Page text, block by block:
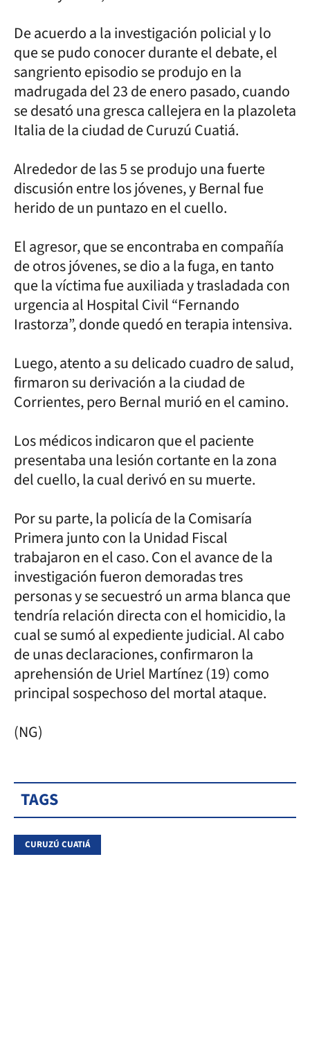
De acuerdo a la investigación policial y lo
que se pudo conocer durante el debate, el
sangriento episodio se produjo en la
madrugada del 23 de enero pasado, cuando
se desató una gresca callejera en la plazoleta
Italia de la ciudad de Curuzú Cuatiá.
Alrededor de las 5 se produjo una fuerte
discusión entre los jóvenes, y Bernal fue
herido de un puntazo en el cuello.
El agresor, que se encontraba en compañía
de otros jóvenes, se dio a la fuga, en tanto
que la víctima fue auxiliada y trasladada con
urgencia al Hospital Civil “Fernando
Irastorza”, donde quedó en terapia intensiva.
Luego, atento a su delicado cuadro de salud,
firmaron su derivación a la ciudad de
Corrientes, pero Bernal murió en el camino.
Los médicos indicaron que el paciente
presentaba una lesión cortante en la zona
del cuello, la cual derivó en su muerte.
Por su parte, la policía de la Comisaría
Primera junto con la Unidad Fiscal
trabajaron en el caso. Con el avance de la
investigación fueron demoradas tres
personas y se secuestró un arma blanca que
tendría relación directa con el homicidio, la
cual se sumó al expediente judicial. Al cabo
de unas declaraciones, confirmaron la
aprehensión de Uriel Martínez (19) como
principal sospechoso del mortal ataque.
(NG)
TAGS
CURUZÚ CUATIÁ